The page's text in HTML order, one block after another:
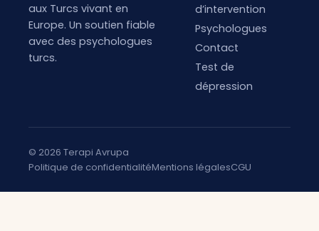
aux Turcs vivant en
Europe. Un soutien fiable
avec des psychologues
turcs.
d’intervention
Psychologues
Contact
Test de
dépression
© 2026 Terapi Avrupa
Politique de confidentialitéMentions légalesCGU